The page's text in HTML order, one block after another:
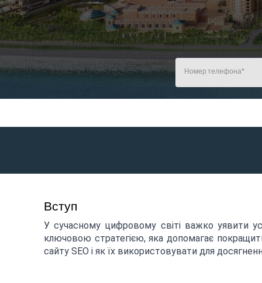
Вступ
У сучасному цифровому світі важко уявити
ключовою стратегією, яка допомагає
сайту SEO і як їх використовувати для